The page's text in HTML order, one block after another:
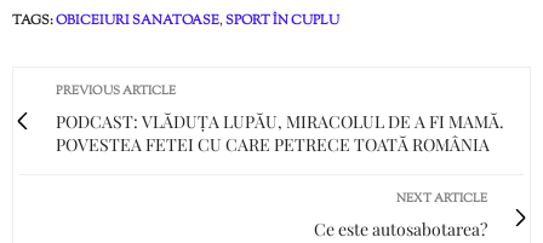
TAGS:OBICEIURI SANATOASE,SPORT ÎN CUPLU
PREVIOUS ARTICLE
PODCAST: VLĂDUȚA LUPĂU, MIRACOLUL DE A FI MAMĂ.
POVESTEA FETEI CU CARE PETRECE TOATĂ ROMÂNIA
NEXT ARTICLE
Ce este autosabotarea?